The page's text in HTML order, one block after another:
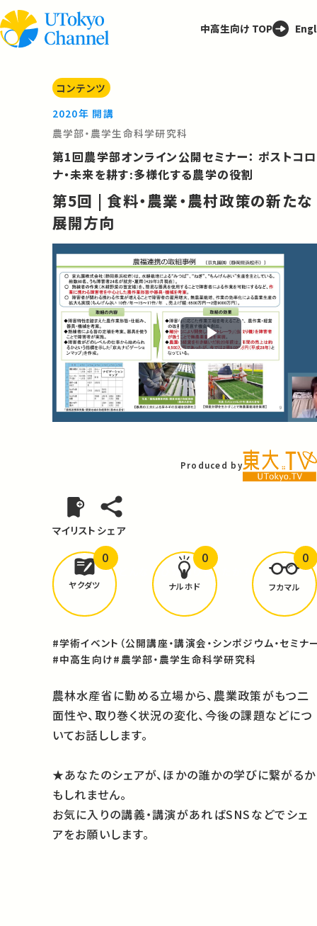
中高生向け TOP
コンテンツ
2020年 開講
農学部・農学生命科学研究科
第1回農学部オンライン公開セミナー： ポストコロ
ナ・未来を耕す:多様化する農学の役割
第5回 | 食料・農業・農村政策の新たな
展開方向
Play
Video
Produced by
マイリスト シェア
どんな学びがありましたか？
ヤクダツ
0
ナルホド
0
フカマル
0
#学術イベント（公開講座・講演会・シンポジウム・セミナ
#中高生向け#農学部・農学生命科学研究科
農林水産省に勤める立場から、農業政策がもつ二
面性や、取り巻く状況の変化、今後の課題などにつ
いてお話しします。
★あなたのシェアが、ほかの誰かの学びに繋がるか
もしれません。
お気に入りの講義・講演があればSNSなどでシェ
アをお願いします。